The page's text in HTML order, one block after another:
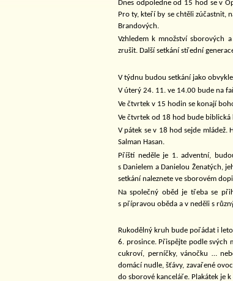
Dnes odpoledne od 15 hod se v
Pro ty, kteří by se chtěli zúčastnit,
Brandových.
Vzhledem k množství sborových
zrušit. Další setkání střední
V týdnu budou setkání jako
V úterý 24. 11. ve 14.00 bude na
Ve čtvrtek v 15 hodin se konají
Ve čtvrtek od 18 hod bude
V pátek se v 18 hod sejde
Salman Hasan.
Příští neděle je 1. adventní,
s Danielem a Danielou Ženatých,
setkání naleznete ve sborovém
Na společný oběd je třeba se
s přípravou oběda a v neděli s
Rukodělný kruh bude pořádat i
6. prosince. Přispějte podle svých
cukroví, perníčky, vánočku …
domácí nudle, šťávy, zavařené
do sborové kanceláře. Plakátek je